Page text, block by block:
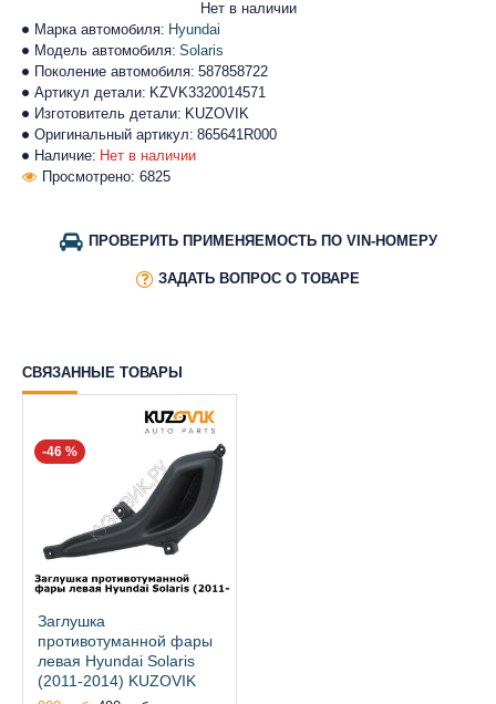
Наличие: Нет в наличии
Марка автомобиля: Hyundai
Модель автомобиля: Solaris
Поколение автомобиля: 587858722
Артикул детали: KZVK3320014571
Изготовитель детали: KUZOVIK
Оригинальный артикул: 865641R000
Просмотрено: 6825
Нет в наличии
ПРОВЕРИТЬ ПРИМЕНЯЕМОСТЬ ПО VIN-НОМЕРУ
ЗАДАТЬ ВОПРОС О ТОВАРЕ
СВЯЗАННЫЕ ТОВАРЫ
-46 %
Заглушка
противотуманной фары
левая Hyundai Solaris
(2011-2014) KUZOVIK